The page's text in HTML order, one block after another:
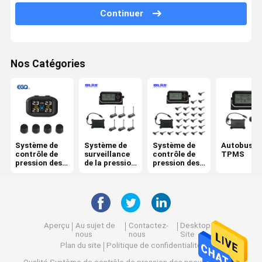
Système de contrôle de 6 pressions des pneus
moto TPMS
Vélo TPMS
Système de contrôle solaire de pression des pneus
Système de contrôle de pression des pneus de rv
Solutions de TPMS
Continuer
Nos Catégories
Système de
contrôle de
pression des
Système de
surveillance
de la pression
Système de
contrôle de
pression des
Autobus
TPMS
Aperçu
Au sujet de
nous
Contactez-
nous
Desktop
Site
Plan du site
Politique de confidentialité